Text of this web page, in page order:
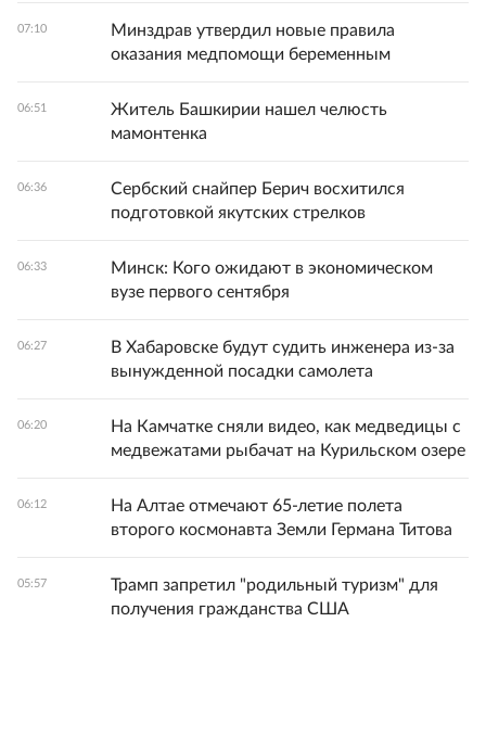
07:10
Минздрав утвердил новые правила
оказания медпомощи беременным
06:51
Житель Башкирии нашел челюсть
мамонтенка
06:36
Сербский снайпер Берич восхитился
подготовкой якутских стрелков
06:33
Минск: Кого ожидают в экономическом
вузе первого сентября
06:27
В Хабаровске будут судить инженера из-за
вынужденной посадки самолета
06:20
На Камчатке сняли видео, как медведицы с
медвежатами рыбачат на Курильском озере
06:12
На Алтае отмечают 65-летие полета
второго космонавта Земли Германа Титова
05:57
Трамп запретил "родильный туризм" для
получения гражданства США